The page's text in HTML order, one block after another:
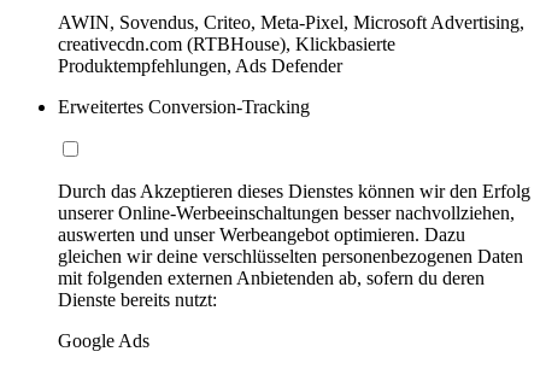
AWIN, Sovendus, Criteo, Meta-Pixel, Microsoft Advertising,
creativecdn.com (RTBHouse), Klickbasierte
Produktempfehlungen, Ads Defender
Erweitertes Conversion-Tracking
Durch das Akzeptieren dieses Dienstes können wir den Erfolg
unserer Online-Werbeeinschaltungen besser nachvollziehen,
auswerten und unser Werbeangebot optimieren. Dazu
gleichen wir deine verschlüsselten personenbezogenen Daten
mit folgenden externen Anbietenden ab, sofern du deren
Dienste bereits nutzt:
Google Ads